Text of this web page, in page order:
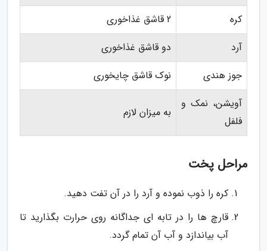
کره
2 قاشق غذاخوری
آرد
دو قاشق غذاخوری
جوز هندی
نوک قاشق چایخوری
آویشن، نمک و
فلفل
به میزان لازم
مراحل پخت
کره را ذوب نموده و آرد را در آن تفت دهید.
قارچ ها را در تابه ای جداگانه روی حرارت بگذارید تا
آب بیاندازد و آب آن تمام گردد.